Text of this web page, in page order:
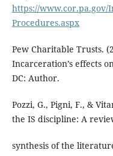
https://www.cor.pa.gov/
Procedures.aspx
Pew Charitable Trusts.
Incarceration’s effects
DC: Author.
Pozzi, G., Pigni, F., &
the IS discipline: A
synthesis of the